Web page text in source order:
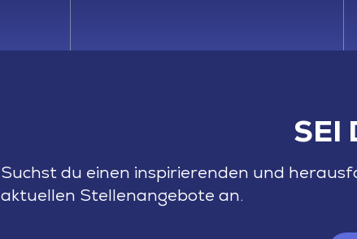
SEI
Suchst du einen inspirierenden und
aktuellen Stellenangebote an.